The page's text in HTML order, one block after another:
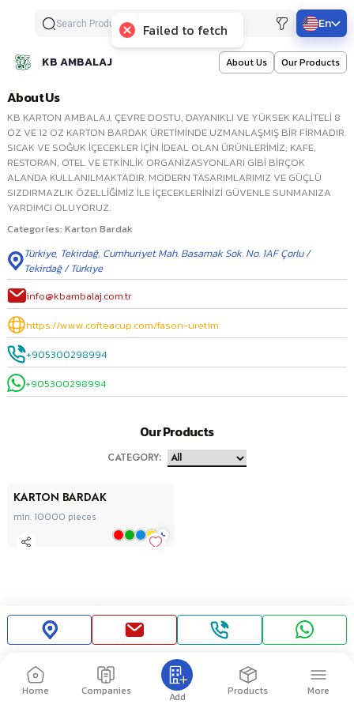
En
KB AMBALAJ About Us Our Products
About Us
KB KARTON AMBALAJ, ÇEVRE DOSTU, DAYANIKLI VE YÜKSEK KALİTELİ 8
OZ VE 12 OZ KARTON BARDAK ÜRETİMİNDE UZMANLAŞMIŞ BİR FİRMADIR.
SICAK VE SOĞUK İÇECEKLER İÇİN İDEAL OLAN ÜRÜNLERİMİZ; KAFE,
RESTORAN, OTEL VE ETKİNLİK ORGANİZASYONLARI GİBİ BİRÇOK
ALANDA KULLANILMAKTADIR. MODERN TASARIMLARIMIZ VE GÜÇLÜ
SIZDIRMAZLIK ÖZELLİĞİMİZ İLE İÇECEKLERİNİZİ GÜVENLE SUNMANIZA
YARDIMCI OLUYORUZ.
Categories: Karton Bardak
Türkiye, Tekirdağ, Cumhuriyet Mah. Basamak Sok. No. 1AF Çorlu /
Tekirdağ / Türkiye
info@kbambalaj.com.tr
https://www.cofteacup.com/fason-uretim
+905300298994
+905300298994
Our Products
CATEGORY:
KARTON BARDAK
min. 10000 pieces
+
Home Companies Add Products More
Failed to fetch